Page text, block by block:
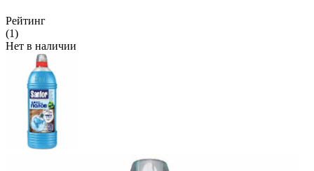
Рейтинг
(1)
Нет в наличии